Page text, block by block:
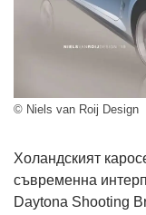
© Niels van Roij Design
Холандският
съвременна
Daytona Shooting